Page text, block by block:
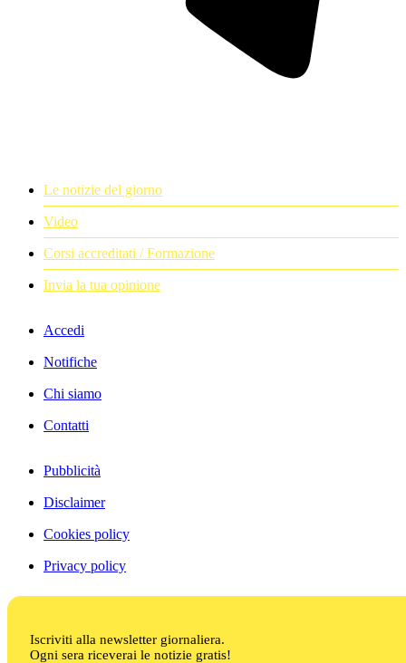
Le notizie del giorno
Video
Corsi accreditati / Formazione
Invia la tua opinione
Accedi
Notifiche
Chi siamo
Contatti
Pubblicità
Disclaimer
Cookies policy
Privacy policy
Iscriviti alla newsletter giornaliera.
Ogni sera riceverai le notizie gratis!